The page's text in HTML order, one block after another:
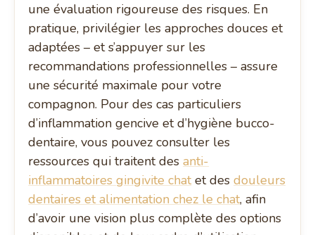
une évaluation rigoureuse des risques. En
pratique, privilégier les approches douces et
adaptées – et s’appuyer sur les
recommandations professionnelles – assure
une sécurité maximale pour votre
compagnon. Pour des cas particuliers
d’inflammation gencive et d’hygiène bucco-
dentaire, vous pouvez consulter les
ressources qui traitent desanti-
inflammatoires gingivite chatet desdouleurs
dentaires et alimentation chez le chat, afin
d’avoir une vision plus complète des options